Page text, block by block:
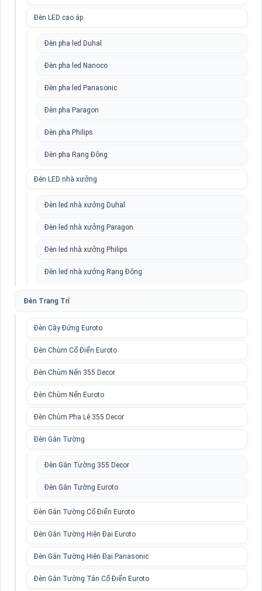
Đèn LED cao áp
Đèn pha led Duhal
Đèn pha led Nanoco
Đèn pha led Panasonic
Đèn pha Paragon
Đèn pha Philips
Đèn pha Rạng Đông
Đèn LED nhà xưởng
Đèn led nhà xưởng Duhal
Đèn led nhà xưởng Paragon
Đèn led nhà xưởng Philips
Đèn led nhà xưởng Rạng Đông
Đèn Trang Trí
Đèn Cây Đứng Euroto
Đèn Chùm Cổ Điển Euroto
Đèn Chùm Nến 355 Decor
Đèn Chùm Nến Euroto
Đèn Chùm Pha Lê 355 Decor
Đèn Gắn Tường
Đèn Gắn Tường 355 Decor
Đèn Gắn Tường Euroto
Đèn Gắn Tường Cổ Điển Euroto
Đèn Gắn Tường Hiện Đại Euroto
Đèn Gắn Tường Hiện Đại Panasonic
Đèn Gắn Tường Tân Cổ Điển Euroto